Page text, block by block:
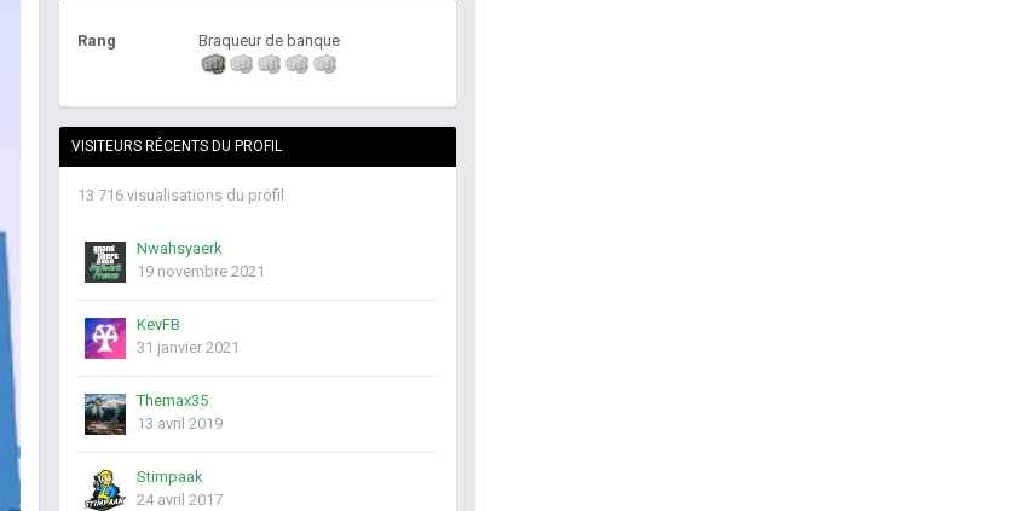
Rang Braqueur de banque
VISITEURS RÉCENTS DU PROFIL
13 716 visualisations du profil
Nwahsyaerk
19 novembre 2021
KevFB
31 janvier 2021
Themax35
13 avril 2019
Stimpaak
24 avril 2017